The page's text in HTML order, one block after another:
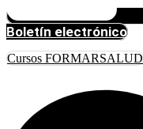
Boletín electrónico
Cursos FORMARSALUD